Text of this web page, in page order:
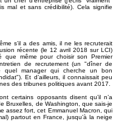
mal et sans crédibilité). Cela signifie
s’il a des amis, il ne les recruterait
récente (le 12 avril 2018 sur LCI)
que même pour choisir son Premier
de recrutement (un "dîner de
quel manager qui cherche un bon
Et d’ailleurs, il connaissait peu
des tribunes politiques avant 2017.
certains opposants disent qu’il n’a
Bruxelles, de Washington, que sais-je
assez fort, cet Emmanuel Macron, qui
partout en France, jusqu’à la neige